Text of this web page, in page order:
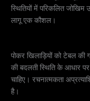
स्थितियों में परिकलित जोखिम
लागू एक कौशल।
पोकर खिलाड़ियों को टेबल की
की बदलती स्थिति के आधार
चाहिए। रचनात्मकता
है।